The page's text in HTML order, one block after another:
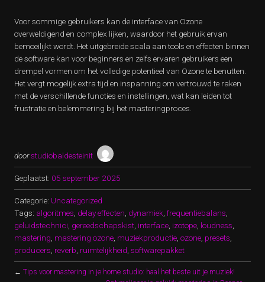
Voor sommige gebruikers kan de interface van Ozone
overweldigend en complex lijken, waardoor het gebruik ervan
bemoeilijkt wordt. Het uitgebreide scala aan tools en effecten binnen
de software kan voor beginners en zelfs ervaren gebruikers een
drempel vormen om het volledige potentieel van Ozone te benutten.
Het vergt mogelijk extra tijd en inspanning om vertrouwd te raken
met de verschillende functies en instellingen, wat kan leiden tot
frustratie en belemmering bij het masteringproces.
doorstudiobaldesteinit
Geplaatst: 05 september 2025
Categorie: Uncategorized
Tags: algoritmes delay effecten dynamiek frequentiebalans
geluidstechnici gereedschapskist interface izotope loudness
mastering mastering ozone muziekproductie ozone presets
producers reverb ruimtelijkheid softwarepakket
← Tips voor mastering in je home studio: haal het beste uit je muziek!